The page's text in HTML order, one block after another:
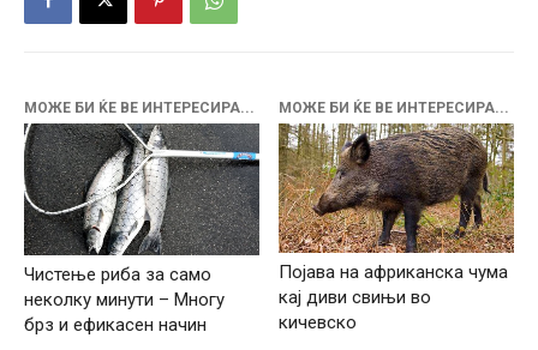
МОЖЕ БИ ЌЕ ВЕ ИНТЕРЕСИРА...
Чистење риба за само
неколку минути – Многу
брз и ефикасен начин
МОЖЕ БИ ЌЕ ВЕ ИНТЕРЕСИРА...
Појава на африканска чума
кај диви свињи во
кичевско